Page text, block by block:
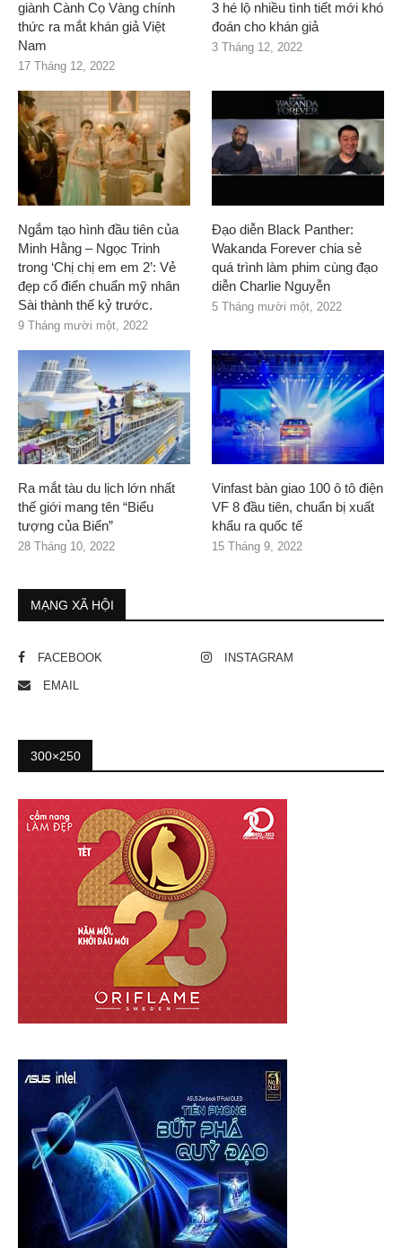
giành Cành Cọ Vàng chính
thức ra mắt khán giả Việt
Nam
17 Tháng 12, 2022
3 hé lộ nhiều tình tiết mới khó
đoán cho khán giả
3 Tháng 12, 2022
Ngắm tạo hình đầu tiên của
Minh Hằng – Ngọc Trinh
trong ‘Chị chị em em 2’: Vẻ
đẹp cổ điển chuẩn mỹ nhân
Sài thành thế kỷ trước.
9 Tháng mười một, 2022
Đạo diễn Black Panther:
Wakanda Forever chia sẻ
quá trình làm phim cùng đạo
diễn Charlie Nguyễn
5 Tháng mười một, 2022
Ra mắt tàu du lịch lớn nhất
thế giới mang tên “Biểu
tượng của Biển”
28 Tháng 10, 2022
Vinfast bàn giao 100 ô tô điện
VF 8 đầu tiên, chuẩn bị xuất
khẩu ra quốc tế
15 Tháng 9, 2022
MẠNG XÃ HỘI
FACEBOOK INSTAGRAM
EMAIL
300×250